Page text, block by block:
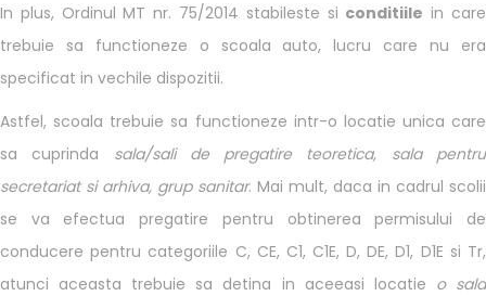
In plus, Ordinul MT nr. 75/2014 stabileste si conditiile in care
trebuie sa functioneze o scoala auto, lucru care nu era
specificat in vechile dispozitii.
Astfel, scoala trebuie sa functioneze intr-o locatie unica care
sa cuprinda sala/sali de pregatire teoretica, sala pentru
secretariat si arhiva, grup sanitar. Mai mult, daca in cadrul scolii
se va efectua pregatire pentru obtinerea permisului de
conducere pentru categoriile C, CE, C1, C1E, D, DE, D1, D1E si Tr,
atunci aceasta trebuie sa detina in aceeasi locatie o sala